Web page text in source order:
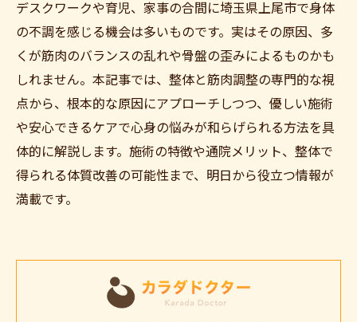
デスクワークや育児、家事の合間に埼玉県上尾市で身体
の不調を感じる機会は多いものです。実はその原因、多
くが筋肉のバランスの乱れや骨盤の歪みによるものかも
しれません。本記事では、整体と筋肉調整の専門的な視
点から、根本的な原因にアプローチしつつ、優しい施術
や安心できるケアで心身の悩みが和らげられる方法を具
体的に解説します。施術の特徴や通院メリット、整体で
得られる体質改善の可能性まで、明日から役立つ情報が
満載です。